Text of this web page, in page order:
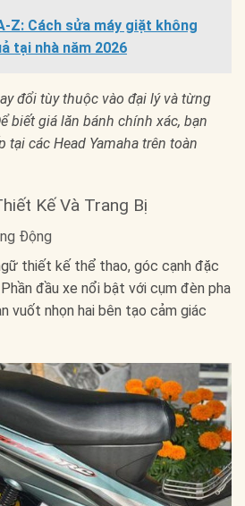
Z: Cách sửa máy giặt không
tại nhà năm 2026
đổi tùy thuộc vào đại lý và từng
biết giá lăn bánh chính xác, bạn
các Head Yamaha trên toàn
Kế Và Trang Bị
Động
thiết kế thể thao, góc cạnh đặc
đầu xe nổi bật với cụm đèn pha
vuốt nhọn hai bên tạo cảm giác